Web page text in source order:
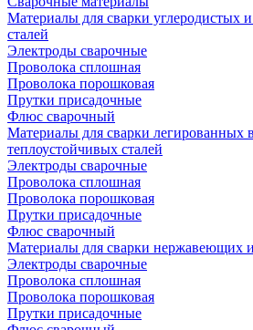
Материалы для сварки углеродистых
сталей
Электроды сварочные
Проволока сплошная
Проволока порошковая
Прутки присадочные
Флюс сварочный
Материалы для сварки легированных
теплоустойчивых сталей
Электроды сварочные
Проволока сплошная
Проволока порошковая
Прутки присадочные
Флюс сварочный
Материалы для сварки нержавеющих
Электроды сварочные
Проволока сплошная
Проволока порошковая
Прутки присадочные